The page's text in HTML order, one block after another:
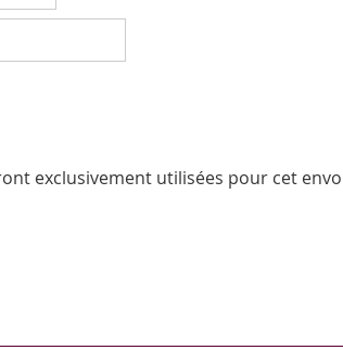
exclusivement utilisées pour cet